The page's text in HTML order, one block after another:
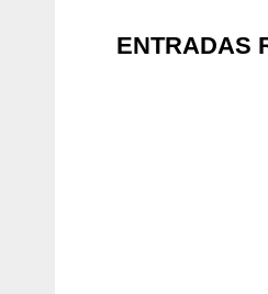
ENTRADAS